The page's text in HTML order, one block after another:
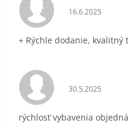
Hodnotenie
16.6.2025
+ Rýchle dodanie, kvalitný
Hodnotenie
30.5.2025
rýchlosť vybavenia